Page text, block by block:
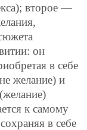
второе —
он
в себе
желание) и
к самому
в себе